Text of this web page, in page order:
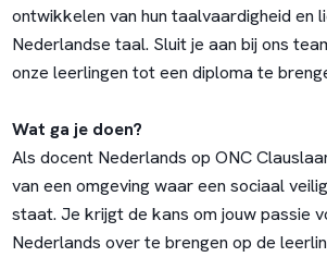
ontwikkelen van hun taalvaardigheid en
Nederlandse taal. Sluit je aan bij ons
onze leerlingen tot een diploma te
Wat ga je doen?
Als docent Nederlands op ONC
van een omgeving waar een sociaal
staat. Je krijgt de kans om jouw passie
Nederlands over te brengen op de